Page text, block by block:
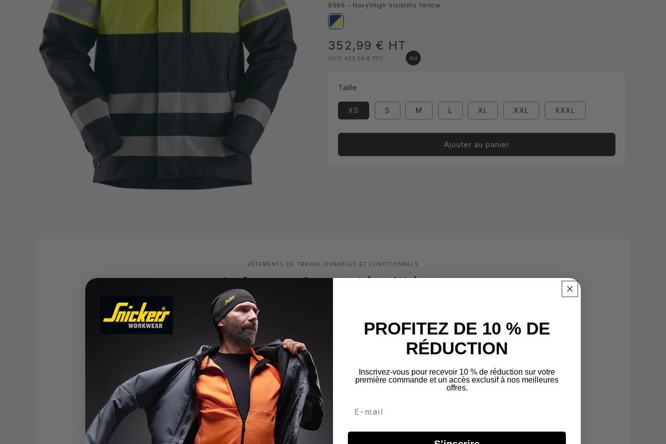
9566 - Navy\High Visibility Yellow
Prix
habituel
352,99 € HT
SOIT 423,59 € TTC
Taille
XS S M L XL XXL XXXL
Ajouter au panier
VÊTEMENTS DE TRAVAIL DURABLES ET FONCTIONNELS
Informations détaillées
Principaux matériaux : 49 % modacrylique FR, 4 % coton, 5 % aramide, 3 %
polyamide, 1 % antistatique, 300 g/m².
Doublure : 50 % méta-aramide, 50 % viscose FR, 120 g/m²
Fonctions
Certifications
PROFITEZ DE 10 % DE
RÉDUCTION
Inscrivez-vous pour recevoir 10 % de réduction sur votre
première commande et un accès exclusif à nos meilleures
offres.